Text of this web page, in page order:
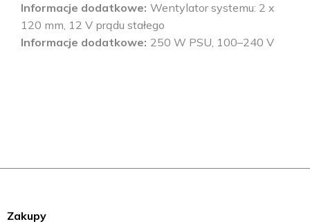
Informacje dodatkowe Wentylator systemu: 2 x
120 mm, 12 V prądu stałego
Informacje dodatkowe 250 W PSU, 100–240 V
Zakupy